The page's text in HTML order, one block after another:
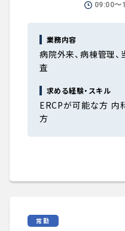
09:00〜
業務内容
病院外来、病棟管理
査
求める経験・スキル
ERCPが可能な方 内
方
常勤